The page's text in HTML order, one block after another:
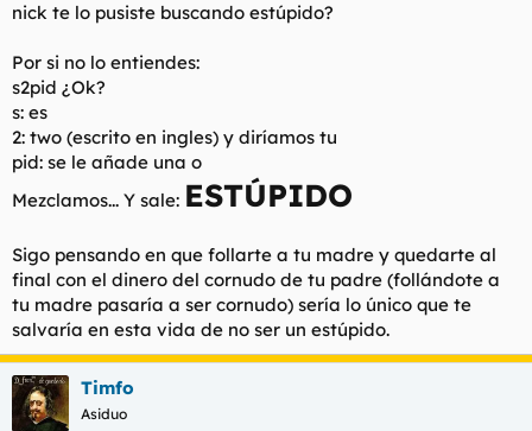
nick te lo pusiste buscando estúpido?
Por si no lo entiendes:
s2pid ¿Ok?
s: es
2: two (escrito en ingles) y diríamos tu
pid: se le añade una o
Mezclamos... Y sale: ESTÚPIDO
Sigo pensando en que follarte a tu madre y quedarte al
final con el dinero del cornudo de tu padre (follándote a
tu madre pasaría a ser cornudo) sería lo único que te
salvaría en esta vida de no ser un estúpido.
Timfo
Asiduo